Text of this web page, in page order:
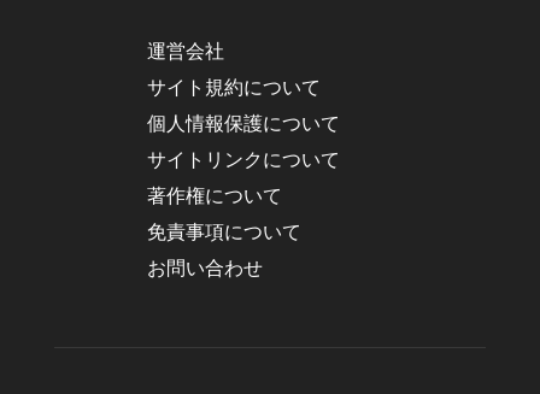
運営会社
サイト規約について
個人情報保護について
サイトリンクについて
著作権について
免責事項について
お問い合わせ